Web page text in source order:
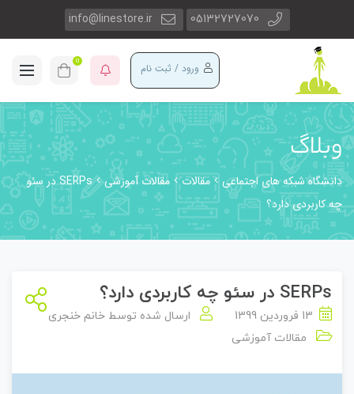
05132727070
info@linestore.ir
ورود / ثبت نام 0
وبلاگ
دانشگاه شبکه های اجتماعی مقالات مقالات آموزشی
SERPs در سئو
چه کاربردی دارد؟
SERPs در سئو چه کاربردی دارد؟
13 فروردین 1399 ارسال شده توسط خانم خنجری
مقالات آموزشی